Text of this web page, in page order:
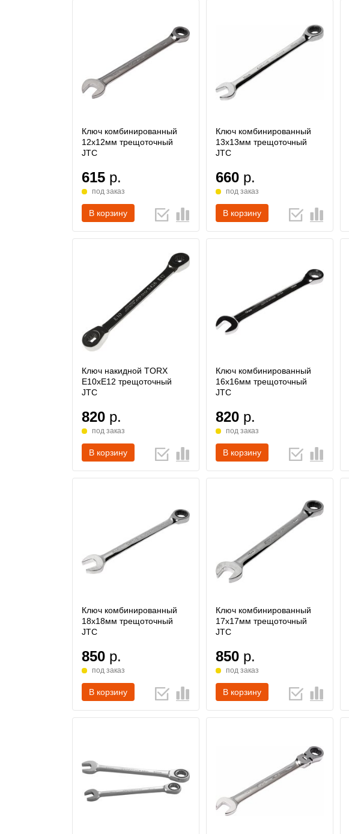
Ключ комбинированный
12х12мм трещоточный
JTC
615 р.
под заказ
В корзину
Ключ комбинированный
13х13мм трещоточный
JTC
660 р.
под заказ
В корзину
Ключ накидной TORX
E10хE12 трещоточный
JTC
820 р.
под заказ
В корзину
Ключ комбинированный
16х16мм трещоточный
JTC
820 р.
под заказ
В корзину
Ключ комбинированный
18х18мм трещоточный
JTC
850 р.
под заказ
В корзину
Ключ комбинированный
17х17мм трещоточный
JTC
850 р.
под заказ
В корзину